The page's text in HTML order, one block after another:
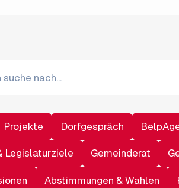
Projekte Dorfgespräch
Legislaturziele Gemeinderat
Abstimmungen & Wahlen